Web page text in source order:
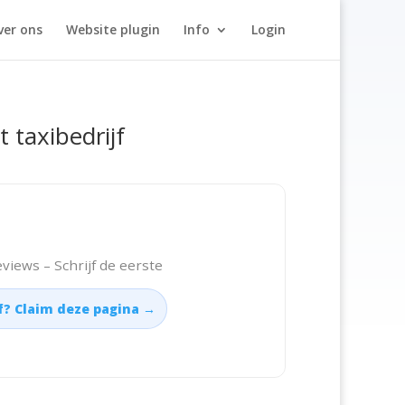
ons Website plugin Info Login
taxibedrijf
– Schrijf de eerste
Claim deze pagina →